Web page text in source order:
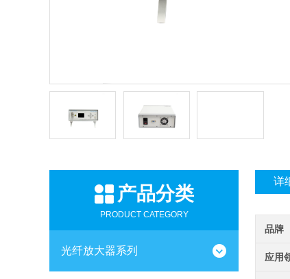
产品分类
PRODUCT CATEGORY
光纤放大器系列
详
品牌
应用